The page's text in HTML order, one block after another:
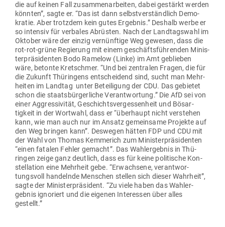
die auf keinen Fall zusam­men­ar­beiten, dabei gestärkt werden
könnten”, sagte er. “Das ist dann selbst­ver­ständlich Demo­
kratie. Aber trotzdem kein gutes Ergebnis.” Deshalb werbe er
so intensiv für ver­bales Abrüsten. Nach der Land­tagswahl im
Oktober wäre der einzig ver­nünftige Weg gewesen, dass die
rot-rot-grüne Regierung mit einem geschäfts­füh­renden Minis­
ter­prä­si­denten Bodo Ramelow (Linke) im Amt geblieben
wäre, betonte Kret­schmer. “Und bei zen­tralen Fragen, die für
die Zukunft Thü­ringens ent­scheidend sind, sucht man Mehr­
heiten im Landtag  unter Betei­ligung der CDU. Das gebietet
schon die staats­bür­ger­liche Ver­ant­wortung.” Die AfD sei von
einer Aggres­si­vität, Geschichts­ver­ges­senheit und Bös­ar­
tigkeit in der Wortwahl, dass er “über­haupt nicht ver­stehen
kann, wie man auch nur im Ansatz gemeinsame Pro­jekte auf
den Weg bringen kann”. Des­wegen hätten FDP und CDU mit
der Wahl von Thomas Kem­merich zum Minis­ter­prä­si­denten
“einen fatalen Fehler gemacht”. Das Wahl­er­gebnis in Thü­
ringen zeige ganz deutlich, dass es für keine poli­tische Kon­
stel­lation eine Mehrheit gebe. “Erwachsene, ver­ant­wor­
tungsvoll han­delnde Men­schen stellen sich dieser Wahrheit”,
sagte der Minis­ter­prä­sident. “Zu viele haben das Wahl­er­
gebnis igno­riert und die eigenen Inter­essen über alles
gestellt.”